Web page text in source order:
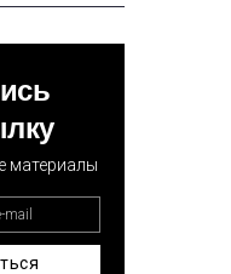
материалы